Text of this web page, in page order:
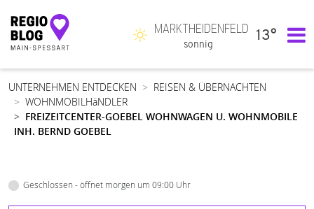
Hauptnavigation
MARKTHEIDENFELD
sonnig
13°
UNTERNEHMEN ENTDECKEN
REISEN & ÜBERNACHTEN
WOHNMOBILHäNDLER
FREIZEITCENTER-GOEBEL WOHNWAGEN U. WOHNMOBILE
INH. BERND GOEBEL
Geschlossen - öffnet morgen um 09:00 Uhr